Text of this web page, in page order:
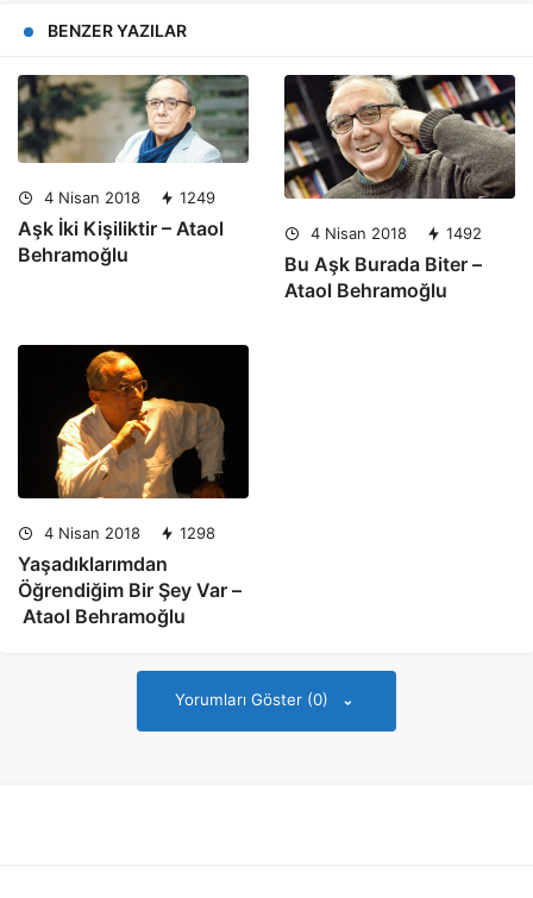
BENZER YAZILAR
4 Nisan 2018 1249
Aşk İki Kişiliktir – Ataol
Behramoğlu
4 Nisan 2018 1492
Bu Aşk Burada Biter –
Ataol Behramoğlu
4 Nisan 2018 1298
Yaşadıklarımdan
Öğrendiğim Bir Şey Var –
Ataol Behramoğlu
Yorumları Göster (0)